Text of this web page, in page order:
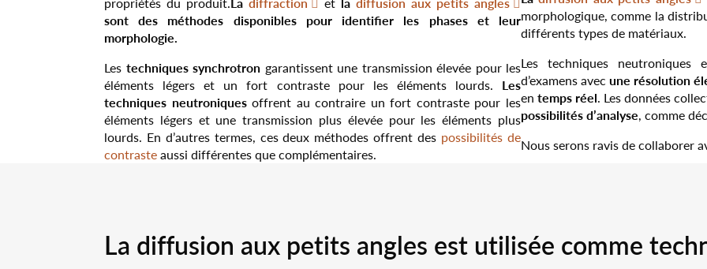
sont des méthodes disponibles pour identifier les phases et leur
morphologie.
Les techniques synchrotron garantissent une transmission élevée pour les
éléments légers et un fort contraste pour les éléments lourds. Les
techniques neutroniquesoffrent au contraire un fort contraste pour les
éléments légers et une transmission plus élevée pour les éléments plus
lourds. En d’autres termes, ces deux méthodes offrent des possibilités de
contrasteaussi différentes que complémentaires.
morphologique, comme la
différents types de matériaux.
Les techniques
d’examens avec une résolution
en temps réel. Les données
possibilités d’analyse, comme
Nous serons ravis de collaborer
La diffusion aux petits angles est utilisée comme